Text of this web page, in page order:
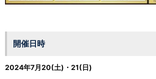
開催日時
2024年7月20(土)・21(日)